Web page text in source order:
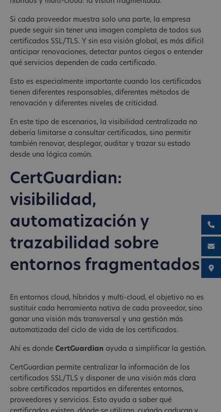
Si cada proveedor muestra solo una parte, la empresa
puede seguir sin tener una imagen completa de todos sus
certificados SSL/TLS. Y sin esa visión global, es más difícil
anticipar renovaciones, detectar puntos ciegos o entender
qué servicios dependen de cada certificado.
Esto es especialmente importante cuando los certificados
tienen diferentes responsables, diferentes métodos de
renovación y diferentes niveles de criticidad.
En este tipo de escenarios, la visibilidad centralizada no
debería limitarse a consultar certificados, sino permitir
también renovar, desplegar, auditar y trazar su estado
desde una lógica común.
CertGuardian:
visibilidad,
automatización y
trazabilidad sobre
entornos fragmentados
En entornos cloud, híbridos y multi-cloud, el objetivo no es
sustituir cada herramienta nativa de cada proveedor, sino
ganar una visión más transversal y una gestión más
automatizada del ciclo de vida de los certificados.
Ahí es donde CertGuardian ayuda a simplificar la gestión.
CertGuardian permite centralizar la información de los
certificados SSL/TLS y disponer de una visión más clara
sobre certificados repartidos en diferentes entornos,
proveedores y servicios. Esto ayuda a saber qué